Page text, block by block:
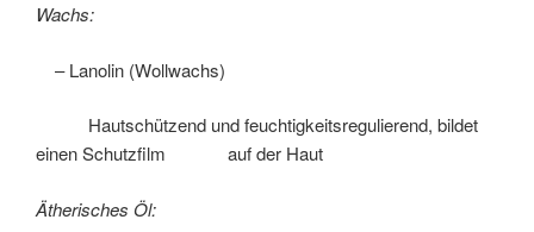
Wachs:
– Lanolin (Wollwachs)
Hautschützend und feuchtigkeitsregulierend, bildet
einen Schutzfilm auf der Haut
Ätherisches Öl: